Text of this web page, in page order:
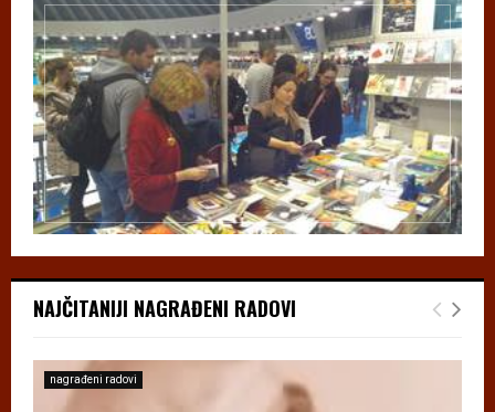
NAJČITANIJI NAGRAĐENI RADOVI
nagrađeni radovi